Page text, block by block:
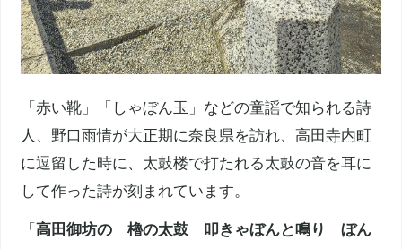
「赤い靴」「しゃぼん玉」などの童謡で知られる詩
人、野口雨情が大正期に奈良県を訪れ、高田寺内町
に逗留した時に、太鼓楼で打たれる太鼓の音を耳に
して作った詩が刻まれています。
「高田御坊の 櫓の太鼓 叩きゃぼんと鳴り ぼん